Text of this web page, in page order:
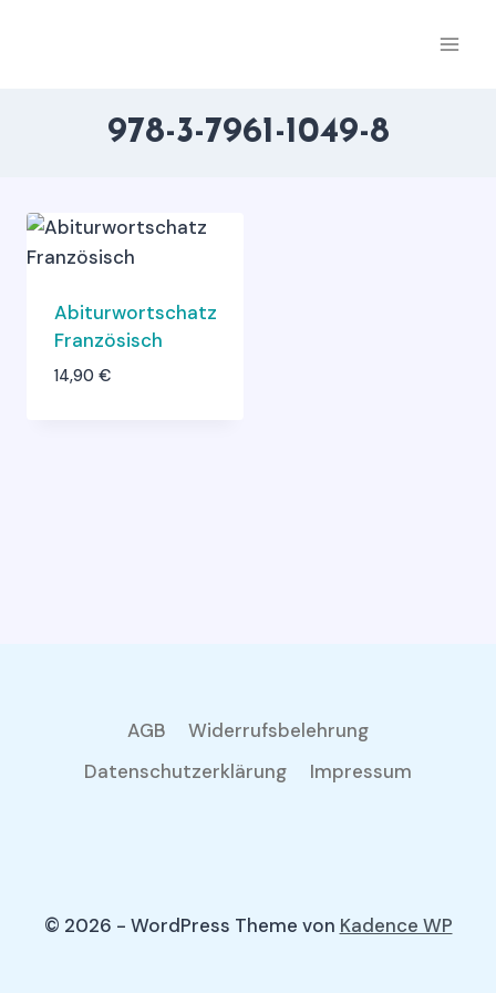
978-3-7961-1049-8
Abiturwortschatz
Französisch
14,90 €
AGB
Widerrufsbelehrung
Datenschutzerklärung
Impressum
© 2026 - WordPress Theme von Kadence WP